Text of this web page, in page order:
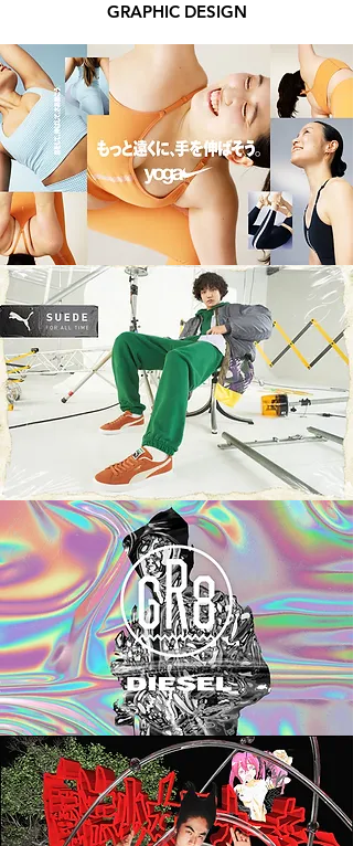
GRAPHIC DESIGN